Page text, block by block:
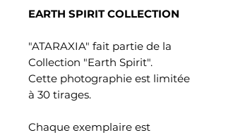
EARTH SPIRIT COLLECTION
"ATARAXIA" fait partie de la
Collection "Earth Spirit".
Cette photographie est limitée
à 30 tirages.
Chaque exemplaire est